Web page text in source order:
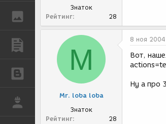
ГАЛЕРЕЯ
ПУБЛИКАЦИИ
БЛОГИ
Знаток
Рейтинг
28
M
Mr. loba loba
Знаток
Рейтинг
28
8 ноя 2004
Вот,
Ну а про